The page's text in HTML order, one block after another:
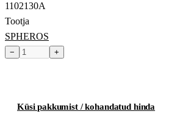
1102130A
Tootja
SPHEROS
− +
Küsi pakkumist / kohandatud hinda